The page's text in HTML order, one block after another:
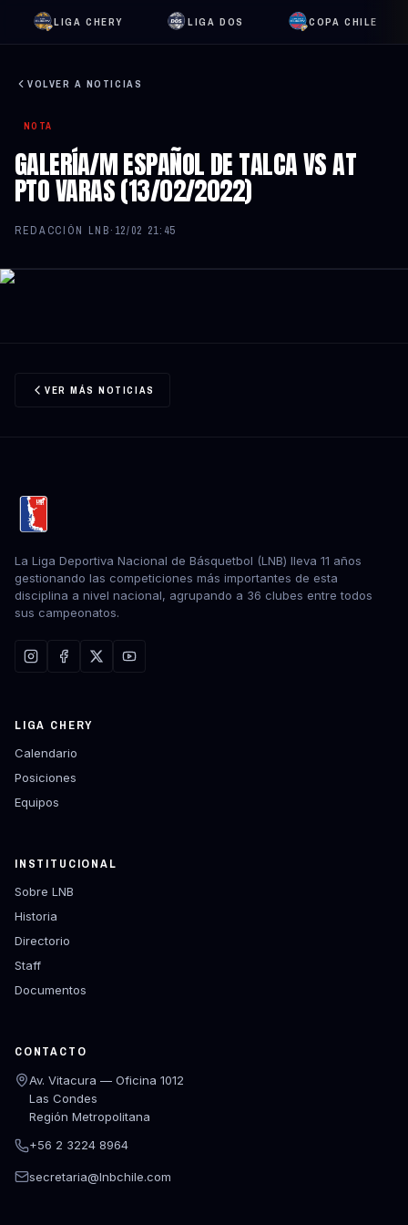
LIGA CHERY LIGA DOS COPA CHILE
VOLVER A NOTICIAS
NOTA
GALERÍA/M ESPAÑOL DE TALCA VS AT
PTO VARAS (13/02/2022)
REDACCIÓN LNB· 12/02 21:45
VER MÁS NOTICIAS
La Liga Deportiva Nacional de Básquetbol (LNB) lleva 11 años
gestionando las competiciones más importantes de esta
disciplina a nivel nacional, agrupando a 36 clubes entre todos
sus campeonatos.
LIGA CHERY
Calendario
Posiciones
Equipos
INSTITUCIONAL
Sobre LNB
Historia
Directorio
Staff
Documentos
CONTACTO
Av. Vitacura — Oficina 1012
Las Condes
Región Metropolitana
+56 2 3224 8964
secretaria@lnbchile.com